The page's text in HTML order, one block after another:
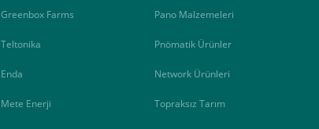
Greenbox Farms
Teltonika
Enda
Mete Enerji
Pano Malzemeleri
Pnömatik Ürünler
Network Ürünleri
Topraksız Tarım